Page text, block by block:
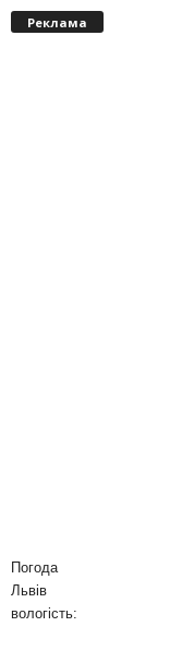
Реклама
Погода
Львів
вологість: